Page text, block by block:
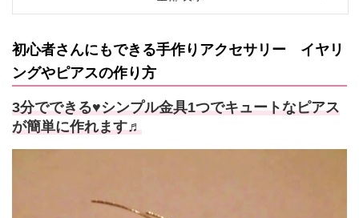
初心者さんにもできる手作りアクセサリー イヤリ
ングやピアスの作り方
3分でできる♥シンプル金具1つでキュートなピアス
が簡単に作れます♬